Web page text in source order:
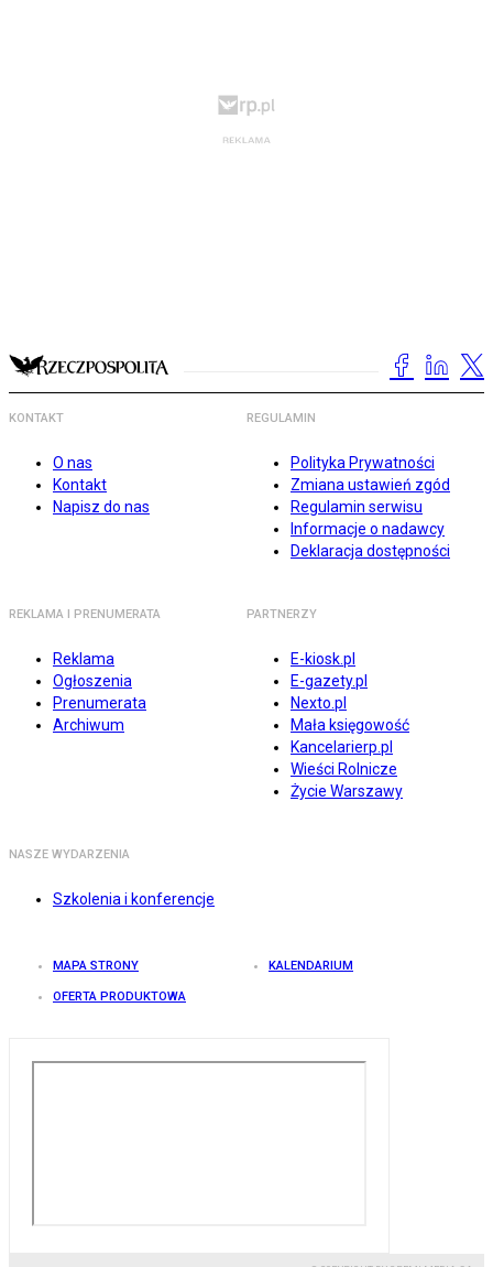
KONTAKT
O nas
Kontakt
Napisz do nas
REGULAMIN
Polityka Prywatności
Zmiana ustawień zgód
Regulamin serwisu
Informacje o nadawcy
Deklaracja dostępności
REKLAMA I PRENUMERATA
Reklama
Ogłoszenia
Prenumerata
Archiwum
PARTNERZY
E-kiosk.pl
E-gazety.pl
Nexto.pl
Mała księgowość
Kancelarierp.pl
Wieści Rolnicze
Życie Warszawy
NASZE WYDARZENIA
Szkolenia i konferencje
MAPA STRONY KALENDARIUM
OFERTA PRODUKTOWA